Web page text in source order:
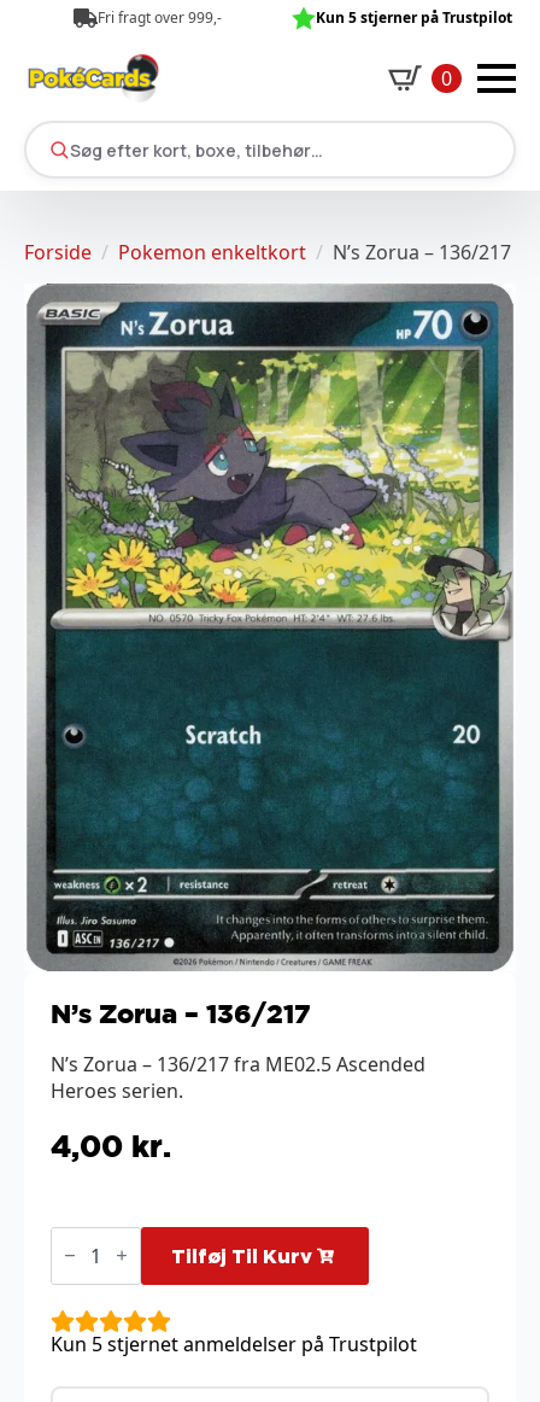
Fri fragt over 999,- Kun 5 stjerner på Trustpilot
0
Søg efter kort, boxe, tilbehør…
Forside Pokemon enkeltkort N’s Zorua – 136/217
N’s Zorua – 136/217
N’s Zorua – 136/217 fra ME02.5 Ascended
Heroes serien.
4,00 kr.
N's
Zorua
136/217
antal
Tilføj Til Kurv
Kun 5 stjernet anmeldelser på Trustpilot